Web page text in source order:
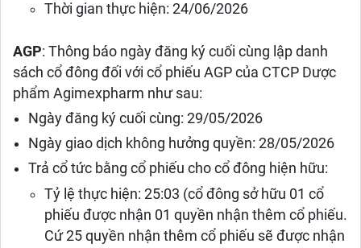
Thời gian thực hiện: 24/06/2026
AGP: Thông báo ngày đăng ký cuối cùng lập danh
sách cổ đông đối với cổ phiếu AGP của CTCP Dược
phẩm Agimexpharm như sau:
Ngày đăng ký cuối cùng: 29/05/2026
Ngày giao dịch không hưởng quyền: 28/05/2026
Trả cổ tức bằng cổ phiếu cho cổ đông hiện hữu:
Tỷ lệ thực hiện: 25:03 (cổ đông sở hữu 01 cổ
phiếu được nhận 01 quyền nhận thêm cổ phiếu.
Cứ 25 quyền nhận thêm cổ phiếu sẽ được nhận